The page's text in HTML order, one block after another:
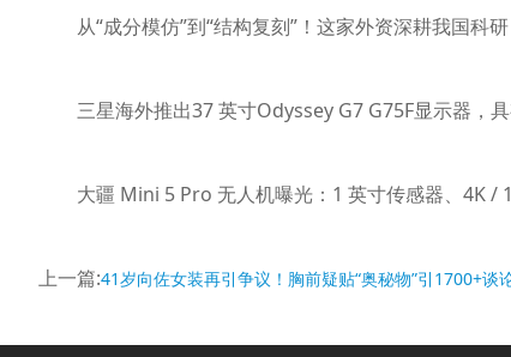
从“成分模仿”到“结构复刻”！这家外资深耕我国科
三星海外推出37 英寸Odyssey G7 G75F显示器，具
大疆 Mini 5 Pro 无人机曝光：1 英寸传感器、4K /
上一篇:41岁向佐女装再引争议！胸前疑贴“奥秘物”引1700+谈